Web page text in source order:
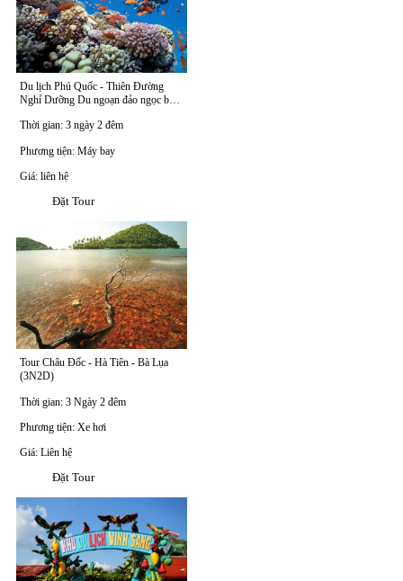
Du lịch Phú Quốc - Thiên Đường
Nghỉ Dưỡng Du ngoạn đảo ngọc bay
Thời gian: 3 ngày 2 đêm
Phương tiện: Máy bay
Giá: liên hệ
Đặt Tour
Tour Châu Đốc - Hà Tiên - Bà Lụa
(3N2D)
Thời gian: 3 Ngày 2 đêm
Phương tiện: Xe hơi
Giá: Liên hệ
Đặt Tour